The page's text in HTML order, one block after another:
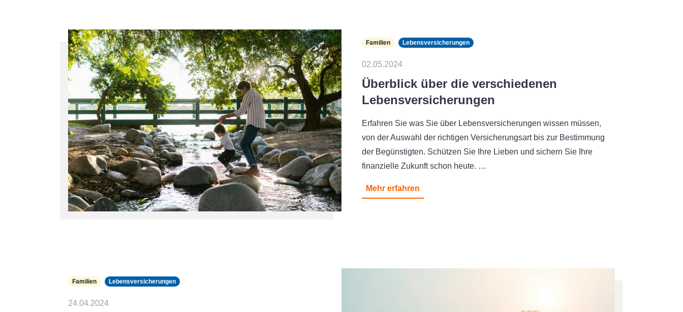
Familien Lebensversicherungen
02.05.2024
Überblick über die verschiedenen
Lebensversicherungen
Erfahren Sie was Sie über Lebensversicherungen wissen müssen,
von der Auswahl der richtigen Versicherungsart bis zur Bestimmung
der Begünstigten. Schützen Sie Ihre Lieben und sichern Sie Ihre
finanzielle Zukunft schon heute. …
Mehr erfahren
Familien Lebensversicherungen
24.04.2024